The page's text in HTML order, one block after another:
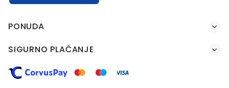
PONUDA
SIGURNO PLAĆANJE